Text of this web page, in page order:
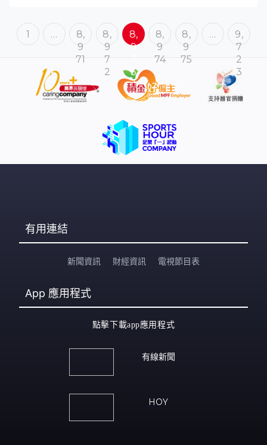
1 …
8,
9
71
8,
9
7
2
8,
9
3
8,
9
74
8,
9
75
…
9,
7
2
3
有用連結
新聞資訊 財經資訊 電視節目表
App 應用程式
點擊下載app應用程式
有線新聞
HOY